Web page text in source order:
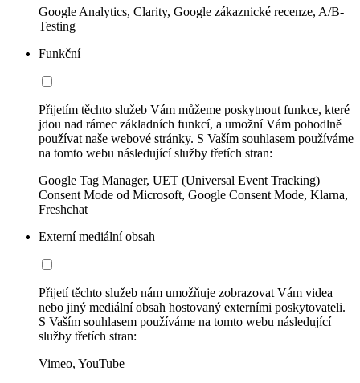
Google Analytics, Clarity, Google zákaznické recenze, A/B-
Testing
Funkční
Přijetím těchto služeb Vám můžeme poskytnout funkce, které
jdou nad rámec základních funkcí, a umožní Vám pohodlně
používat naše webové stránky. S Vaším souhlasem používáme
na tomto webu následující služby třetích stran:
Google Tag Manager, UET (Universal Event Tracking)
Consent Mode od Microsoft, Google Consent Mode, Klarna,
Freshchat
Externí mediální obsah
Přijetí těchto služeb nám umožňuje zobrazovat Vám videa
nebo jiný mediální obsah hostovaný externími poskytovateli.
S Vaším souhlasem používáme na tomto webu následující
služby třetích stran:
Vimeo, YouTube